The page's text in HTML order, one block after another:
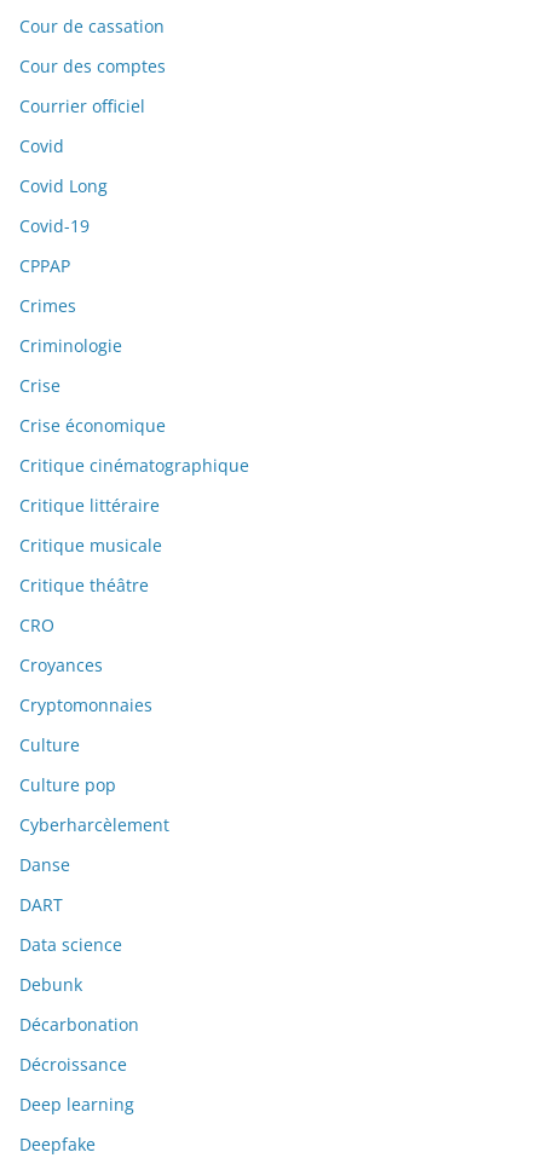
Cour de cassation
Cour des comptes
Courrier officiel
Covid
Covid Long
Covid-19
CPPAP
Crimes
Criminologie
Crise
Crise économique
Critique cinématographique
Critique littéraire
Critique musicale
Critique théâtre
CRO
Croyances
Cryptomonnaies
Culture
Culture pop
Cyberharcèlement
Danse
DART
Data science
Debunk
Décarbonation
Décroissance
Deep learning
Deepfake